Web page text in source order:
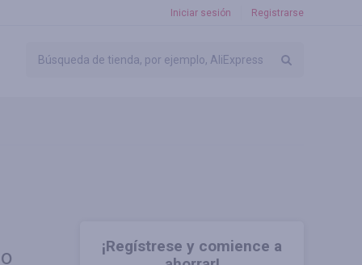
Iniciar sesión Registrarse
¡Regístrese y comience a